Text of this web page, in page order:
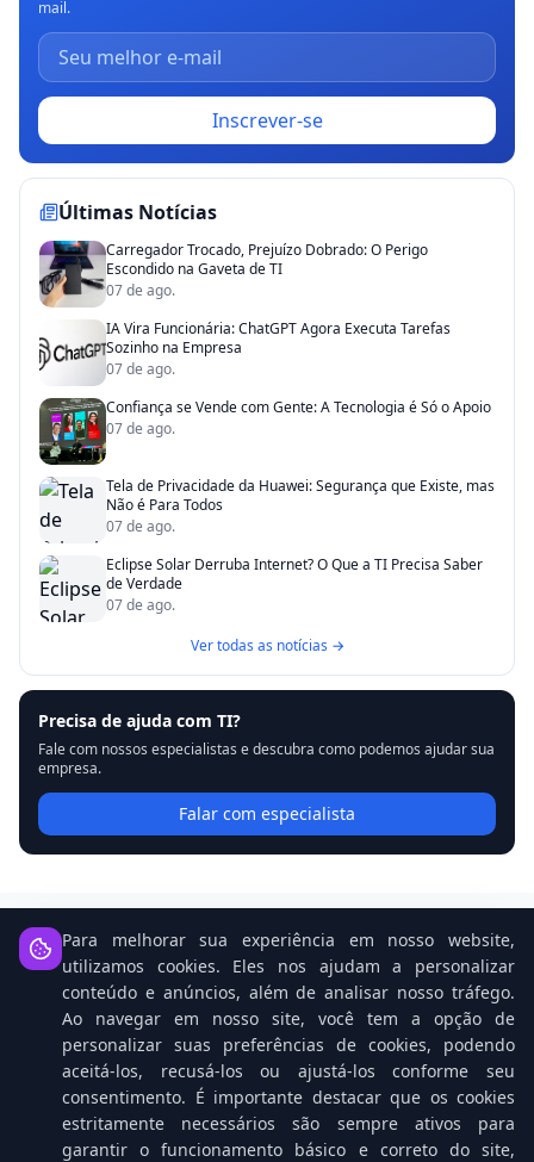
mail.
Inscrever-se
Últimas Notícias
Carregador Trocado, Prejuízo Dobrado: O Perigo
Escondido na Gaveta de TI
07 de ago.
IA Vira Funcionária: ChatGPT Agora Executa Tarefas
Sozinho na Empresa
07 de ago.
Confiança se Vende com Gente: A Tecnologia é Só o Apoio
07 de ago.
Tela de Privacidade da Huawei: Segurança que Existe, mas
Não é Para Todos
07 de ago.
Eclipse Solar Derruba Internet? O Que a TI Precisa Saber
de Verdade
07 de ago.
Ver todas as notícias →
Precisa de ajuda com TI?
Fale com nossos especialistas e descubra como podemos ajudar sua
empresa.
Falar com especialista
Notícias Relacionadas
Para melhorar sua experiência em nosso website,
utilizamos cookies. Eles nos ajudam a personalizar
conteúdo e anúncios, além de analisar nosso tráfego.
Ao navegar em nosso site, você tem a opção de
personalizar suas preferências de cookies, podendo
aceitá-los, recusá-los ou ajustá-los conforme seu
consentimento. É importante destacar que os cookies
estritamente necessários são sempre ativos para
garantir o funcionamento básico e correto do site,